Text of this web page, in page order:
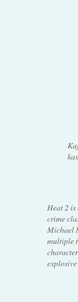
Heat 2 is
crime
Michael
multiple